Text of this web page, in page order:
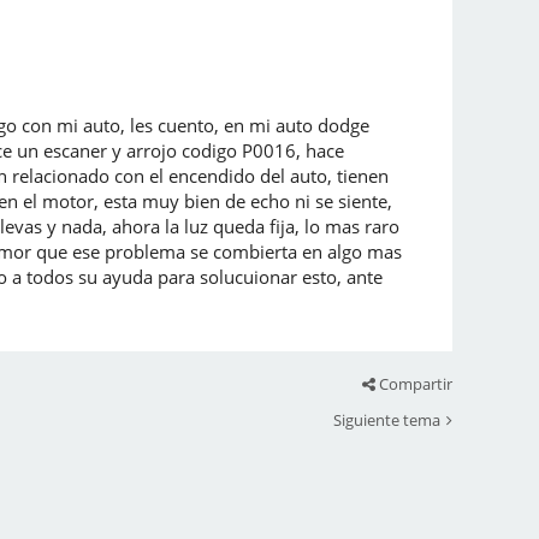
con mi auto, les cuento, en mi auto dodge
un escaner y arrojo codigo P0016, hace
relacionado con el encendido del auto, tienen
el motor, esta muy bien de echo ni se siente,
y nada, ahora la luz queda fija, lo mas raro
que ese problema se combierta en algo mas
a todos su ayuda para solucuionar esto, ante
Compartir
Siguiente tema